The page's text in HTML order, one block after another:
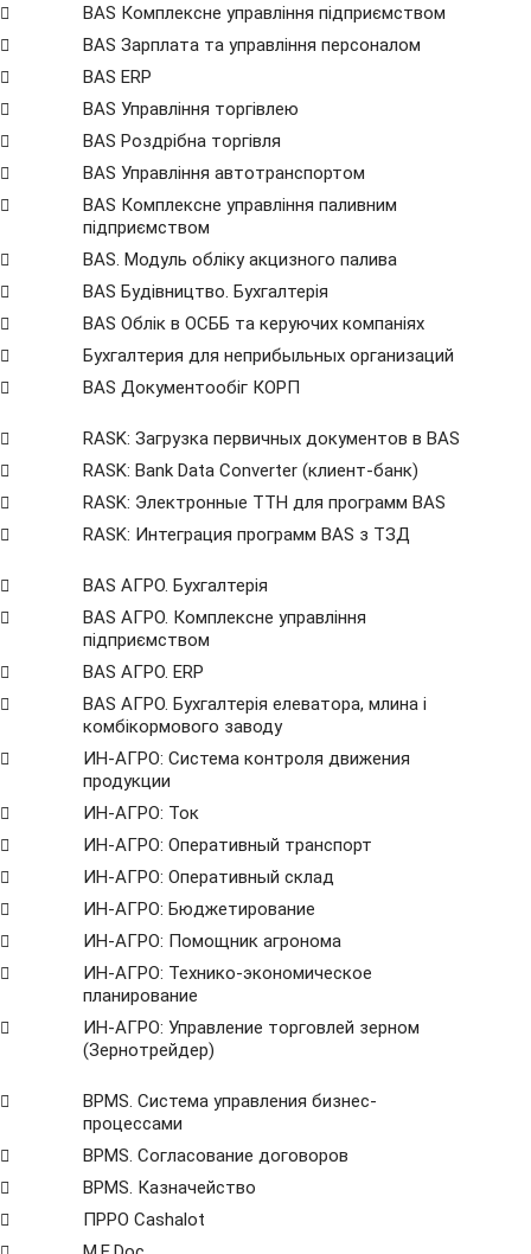
BAS Комплексне управління підприємством
BAS Зарплата та управління персоналом
BAS ERP
BAS Управління торгівлею
BAS Роздрібна торгівля
BAS Управління автотранспортом
BAS Комплексне управління паливним
підприємством
BAS. Модуль обліку акцизного палива
BAS Будівництво. Бухгалтерія
BAS Облік в ОСББ та керуючих компаніях
Бухгалтерия для неприбыльных организаций
BAS Документообіг КОРП
RASK: Загрузка первичных документов в BAS
RASK: Bank Data Сonverter (клиент-банк)
RASK: Электронные ТТН для программ BAS
RASK: Интеграция программ BAS з ТЗД
BAS АГРО. Бухгалтерія
BAS АГРО. Комплексне управління
підприємством
BAS АГРО. ERP
BAS АГРО. Бухгалтерія елеватора, млина і
комбікормового заводу
ИН-АГРО: Система контроля движения
продукции
ИН-АГРО: Ток
ИН-АГРО: Оперативный транспорт
ИН-АГРО: Оперативный склад
ИН-АГРО: Бюджетирование
ИН-АГРО: Помощник агронома
ИН-АГРО: Технико-экономическое
планирование
ИН-АГРО: Управление торговлей зерном
(Зернотрейдер)
ВРМS. Система управления бизнес-
процессами
BPMS. Согласование договоров
BPМS. Казначейство
ПРРО Cashalot